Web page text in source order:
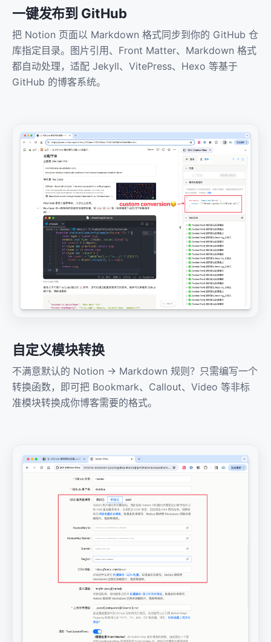
一键发布到 GitHub
把 Notion 页面以 Markdown 格式同步到你的 GitHub 仓
库指定目录。图片引用、Front Matter、Markdown 格式
都自动处理，适配 Jekyll、VitePress、Hexo 等基于
GitHub 的博客系统。
自定义模块转换
不满意默认的 Notion → Markdown 规则？只需编写一个
转换函数，即可把 Bookmark、Callout、Video 等非标
准模块转换成你博客需要的格式。